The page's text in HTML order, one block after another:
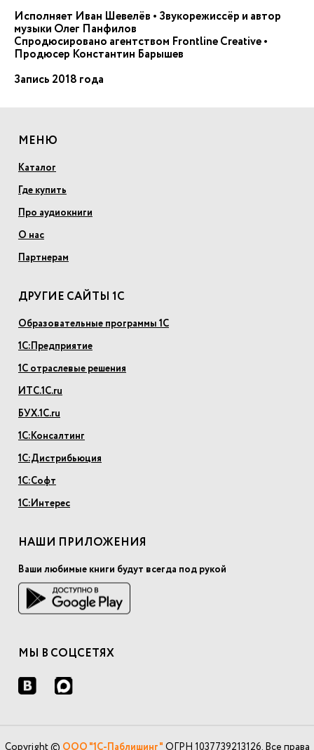
Исполняет Иван Шевелёв • Звукорежиссёр и автор
музыки Олег Панфилов
Спродюсировано агентством Frontline Creative •
Продюсер Константин Барышев
Запись 2018 года
МЕНЮ
Каталог
Где купить
Про аудиокниги
О нас
Партнерам
ДРУГИЕ САЙТЫ 1С
Образовательные программы 1С
1С:Предприятие
1С отраслевые решения
ИТС.1С.ru
БУХ.1С.ru
1С:Консалтинг
1С:Дистрибьюция
1С:Софт
1С:Интерес
НАШИ ПРИЛОЖЕНИЯ
Ваши любимые книги будут всегда под рукой
МЫ В СОЦСЕТЯХ
Copyright © ООО "1С-Паблишинг" ОГРН 1037739213126. Все права